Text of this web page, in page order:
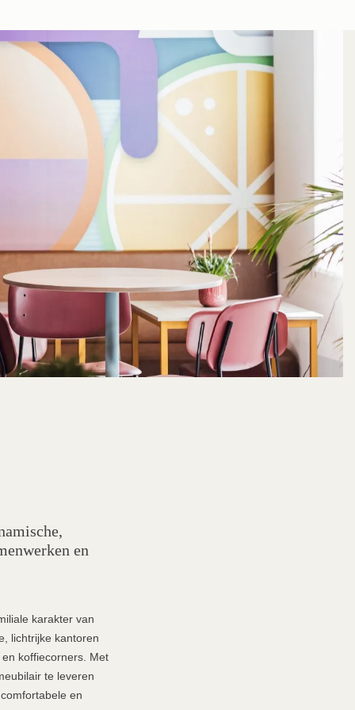
en
karakter van
lichtrijke kantoren
koffiecorners. Met
te leveren
en